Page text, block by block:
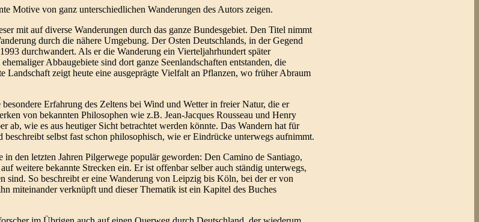
Motive von ganz unterschiedlichen Wanderungen des Autors zeigen.
mit auf diverse Wanderungen durch das ganze Bundesgebiet. Den Titel nimmt
durch die nähere Umgebung. Der Osten Deutschlands, in der Gegend
durchwandert. Als er die Wanderung ein Vierteljahrhundert später
Abbaugebiete sind dort ganze Seenlandschaften entstanden, die
zeigt heute eine ausgeprägte Vielfalt an Pflanzen, wo früher Abraum
Erfahrung des Zeltens bei Wind und Wetter in freier Natur, die er
von bekannten Philosophen wie z.B. Jean-Jacques Rousseau und Henry
ab, wie es aus heutiger Sicht betrachtet werden könnte. Das Wandern hat für
selbst fast schon philosophisch, wie er Eindrücke unterwegs aufnimmt.
den letzten Jahren Pilgerwege populär geworden: Den Camino de Santiago,
weitere bekannte Strecken ein. Er ist offenbar selber auch ständig unterwegs,
sind. So beschreibt er eine Wanderung von Leipzig bis Köln, bei der er von
miteinander verknüpft und dieser Thematik ist ein Kapitel des Buches